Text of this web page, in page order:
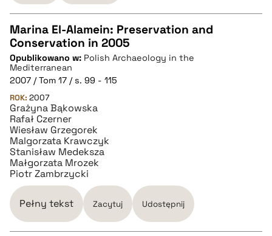
CZYSTY TEKST
pobierz cytat
BIBTEX
pobierz cytat
Marina El-Alamein: Preservation and
Conservation in 2005
Opublikowano w: Polish Archaeology in the
Mediterranean
2007 / Tom 17 / s. 99 - 115
ROK: 2007
Grażyna Bąkowska
Rafał Czerner
Wiesław Grzegorek
Malgorzata Krawczyk
Stanisław Medeksza
Małgorzata Mrozek
Piotr Zambrzycki
Pełny tekst Zacytuj Udostępnij